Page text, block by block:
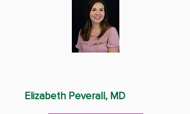
Elizabeth Peverall, MD